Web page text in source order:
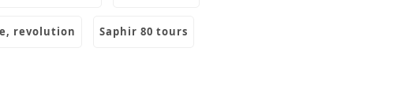
revolution saphir 80 tours